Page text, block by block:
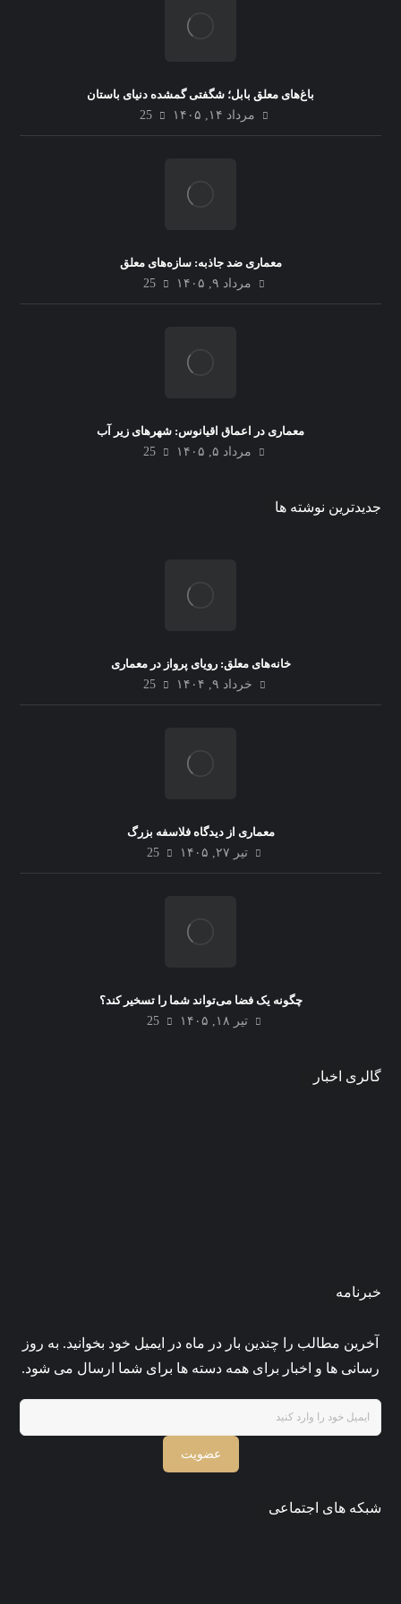
باغ‌های معلق بابل؛ شگفتی گمشده دنیای باستان
مرداد ۱۴, ۱۴۰۵
25
معماری ضد جاذبه: سازه‌های معلق
مرداد ۹, ۱۴۰۵
25
معماری در اعماق اقیانوس: شهرهای زیر آب
مرداد ۵, ۱۴۰۵
25
جدیدترین نوشته ها
خانه‌های معلق: رویای پرواز در معماری
خرداد ۹, ۱۴۰۴
25
معماری از دیدگاه فلاسفه بزرگ
تیر ۲۷, ۱۴۰۵
25
چگونه یک فضا می‌تواند شما را تسخیر کند؟
تیر ۱۸, ۱۴۰۵
25
گالری اخبار
خبرنامه
آخرین مطالب را چندین بار در ماه در ایمیل خود بخوانید. به روز
رسانی ها و اخبار برای همه دسته ها برای شما ارسال می شود.
عضویت
شبکه های اجتماعی